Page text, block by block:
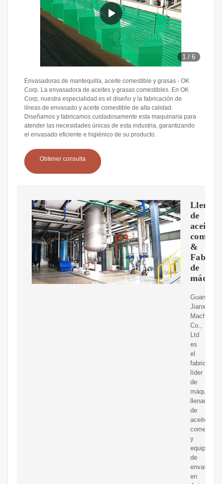
1 /6
Envasadoras de mantequilla, aceite comestible y grasas - OK
Corp. La envasadora de aceites y grasas comestibles. En OK
Corp, nuestra especialidad es el diseño y la fabricación de
líneas de envasado y aceite comestible de alta calidad.
Diseñamos y fabricamos cuidadosamente esta maquinaria para
atender las necesidades únicas de esta industria, garantizando
el envasado eficiente e higiénico de su producto.
Obtener consulta
de
aceite
&
de
Jianxing
Machinery
Co.,
Ltd
es
el
fabricante
líder
de
máquinas
llenadoras
de
aceite
comestible
y
equipos
de
envasado
en